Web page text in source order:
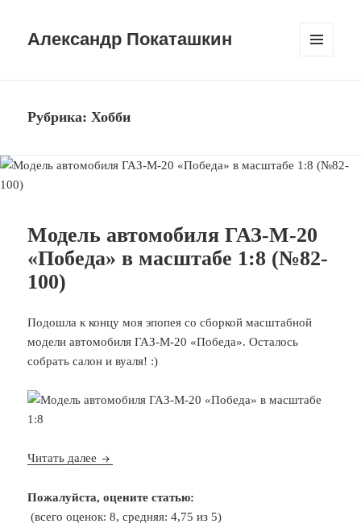
Александр Покаташкин
Рубрика:Хобби
Модель автомобиля ГАЗ-М-20
«Победа» в масштабе 1:8 (№82-
100)
Подошла к концу моя эпопея со сборкой масштабной
модели автомобиля ГАЗ-М-20 «Победа». Осталось
собрать салон и вуаля! :)
Читать далее Модель автомобиля ГАЗ-М-20 «Победа» в
Пожалуйста, оцените статью:
(всего оценок: 8, средняя: 4,75 из 5)